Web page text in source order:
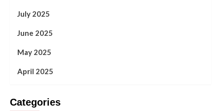
July 2025
June 2025
May 2025
April 2025
Categories